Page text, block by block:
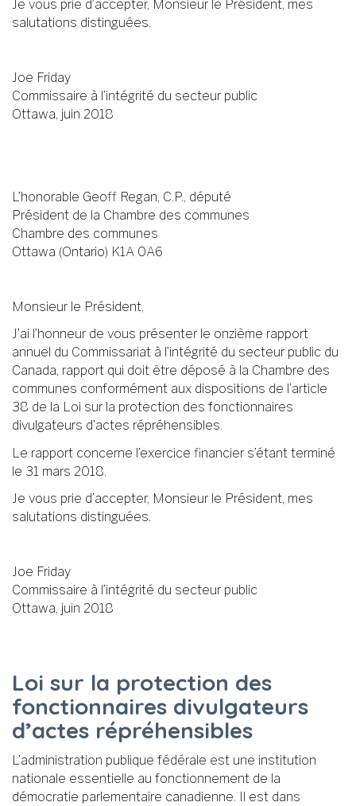
Je vous prie d’accepter, Monsieur le Président, mes
salutations distinguées.
Joe Friday
Commissaire à l’intégrité du secteur public
Ottawa, juin 2018
L’honorable Geoff Regan, C.P., député
Président de la Chambre des communes
Chambre des communes
Ottawa (Ontario) K1A 0A6
Monsieur le Président,
J’ai l’honneur de vous présenter le onzième rapport
annuel du Commissariat à l’intégrité du secteur public du
Canada, rapport qui doit être déposé à la Chambre des
communes conformément aux dispositions de l’article
38 de la Loi sur la protection des fonctionnaires
divulgateurs d’actes répréhensibles.
Le rapport concerne l’exercice financier s’étant terminé
le 31 mars 2018.
Je vous prie d’accepter, Monsieur le Président, mes
salutations distinguées.
Joe Friday
Commissaire à l’intégrité du secteur public
Ottawa, juin 2018
Loi sur la protection des
fonctionnaires divulgateurs
d’actes répréhensibles
L’administration publique fédérale est une institution
nationale essentielle au fonctionnement de la
démocratie parlementaire canadienne. Il est dans